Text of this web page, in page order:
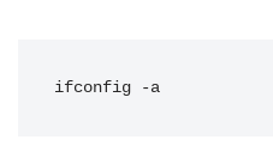
ifconfig -a